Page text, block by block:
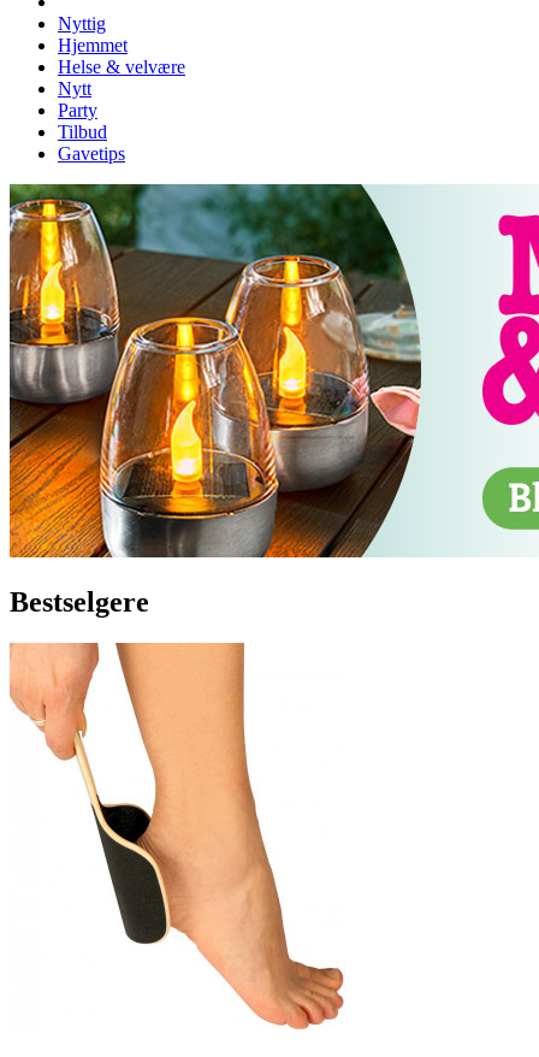
Nyttig
Hjemmet
Helse & velvære
Nytt
Party
Tilbud
Gavetips
Bestselgere